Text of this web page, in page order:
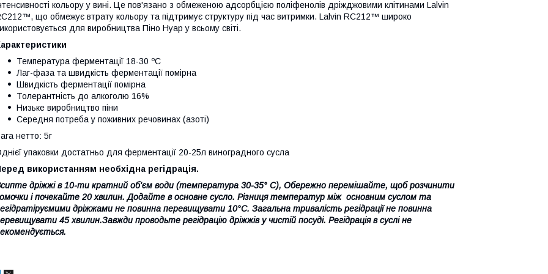
кольору у вині. Це пов'язано з обмеженою адсорбцією поліфенолів дріжджовими клітинами Lalvin
що обмежує втрату кольору та підтримує структуру під час витримки. Lalvin RC212™ широко
для виробництва Піно Нуар у всьому світі.
Температура ферментації 18-30 ºC
Лаг-фаза та швидкість ферментації помірна
Швидкість ферментації помірна
Толерантність до алкоголю 16%
Низьке виробництво піни
Середня потреба у поживних речовинах (азоті)
нетто: 5г
упаковки достатньо для ферментації 20-25л виноградного сусла
використанням необхідна регідрація.
дріжжі в 10-ти кратний об'єм води (температура 30-35° С), Обережно перемішайте, щоб розчинити
і почекайте 20 хвилин. Додайте в основне сусло. Різниця температур між основним суслом та
дріжжами не повинна перевищувати 10°C. Загальна тривалість регідрації не повинна
45 хвилин.Завжди проводьте регідрацію дріжжів у чистій посуді. Регідрація в суслі не